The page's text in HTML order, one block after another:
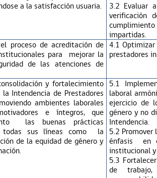
a la satisfacción usuaria.
3.2 Evaluar
verificación
impartidas.
proceso de acreditación de
para mejorar la
de las atenciones de
4.1
prestadores
y fortalecimiento
Intendencia de Prestadores
ambientes laborales
e íntegros, que
las buenas prácticas
todas sus líneas como la
de la equidad de género y
5.1
laboral
ejercicio de
género y no
Intendencia.
5.2
énfasis en
institucional
5.3
de trabajo,